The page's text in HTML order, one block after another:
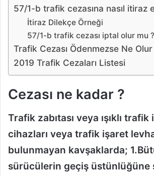
57/1-b trafik cezasına nasıl itiraz
İtiraz Dilekçe Örneği
57/1-b trafik cezası iptal olur mu ?
Trafik Cezası Ödenmezse Ne Olur
2019 Trafik Cezaları Listesi
Cezası ne kadar ?
Trafik zabıtası veya ışıklı trafik
cihazları veya trafik işaret
bulunmayan kavşaklarda;
sürücülerin geçiş üstünlüğüne